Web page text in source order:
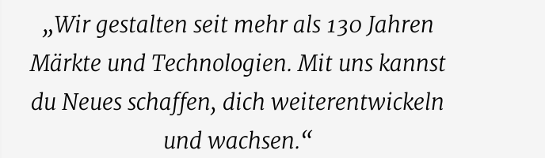
Wir gestalten seit mehr als 130 Jahren
Märkte und Technologien. Mit uns kannst
du Neues schaffen, dich weiterentwickeln
und wachsen.